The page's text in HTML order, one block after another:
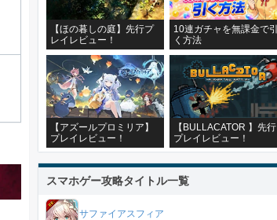
【ほの暮しの庭】先行プ
レイレビュー！
10連ガチャを無課金で引
く方法
【アズールプロミリア】
プレイレビュー！
【BULLACATOR 】先行
プレイレビュー！
スマホゲー攻略タイトル一覧
サファイアスフィア